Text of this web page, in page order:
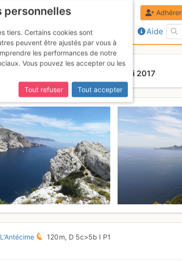
Aide
Adhérer
Mardi 23 mai 2017
120 m, D 5c>5b I P1
personnelles
tiers. Certains cookies sont
peuvent être ajustés par vous à
les performances de notre
Vous pouvez les accepter ou les
Tout refuser
Tout accepter